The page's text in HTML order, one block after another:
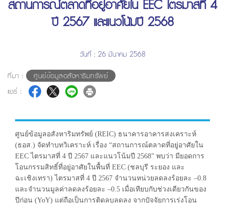
สถานการณ์ตลาดที่อยู่อาศัยใน EEC ไตรมาสที่ 4
ปี 2567 และแนวโน้มปี 2568
วันที่ : 26 มีนาคม 2568
ที่มา :
ศูนย์ข้อมูลอสังหาริมทรัพย์
แชร์ :
ศูนย์ข้อมูลอสังหาริมทรัพย์ (REIC) ธนาคารอาคารสงเคราะห์
(ธอส.) จัดทำบทวิเคราะห์ เรื่อง “สถานการณ์ตลาดที่อยู่อาศัยใน
EEC ไตรมาสที่ 4 ปี 2567 และแนวโน้มปี 2568” พบว่า มียอดการ
โอนกรรมสิทธิ์ที่อยู่อาศัยในพื้นที่ EEC (ชลบุรี ระยอง และ
ฉะเชิงเทรา) ไตรมาสที่ 4 ปี 2567 จำนวนหน่วยลดลงร้อยละ –0.8
และจำนวนมูลค่าลดลงร้อยละ –0.5 เมื่อเทียบกับช่วงเดียวกันของ
ปีก่อน (YoY) แต่ถือเป็นการติดลบลดลง จากปัจจัยการเร่งโอน